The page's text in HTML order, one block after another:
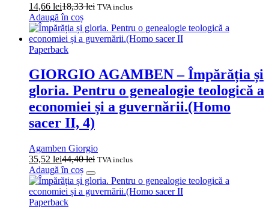
14,66 lei18,33lei TVA inclus
Adaugă în coș
Paperback
GIORGIO AGAMBEN – Împărăția și
gloria. Pentru o genealogie teologică a
economiei și a guvernării.(Homo
sacer II, 4)
Agamben Giorgio
35,52 lei44,40lei TVA inclus
Adaugă în coș
Paperback